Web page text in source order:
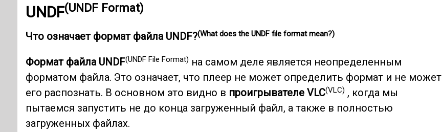
UNDF(UNDF Format)
Что означает формат файла UNDF?(What does the UNDF file format mean?)
Формат файла UNDF(UNDF File Format) на самом деле является неопределенным
форматом файла. Это означает, что плеер не может определить формат и не может
его распознать. В основном это видно в проигрывателе VLC(VLC) , когда мы
пытаемся запустить не до конца загруженный файл, а также в полностью
загруженных файлах.